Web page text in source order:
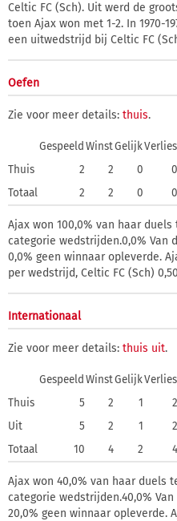
Celtic FC (Sch). Uit werd de
toen Ajax won met 1-2. In 1970-
een uitwedstrijd bij Celtic FC
Oefen
Zie voor meer details: thuis.
Gespeeld WinstGelijkVerlies
Thuis
2 2 0 0
Totaal
2 2 0 0
Ajax won 100,0% van haar duels
categorie wedstrijden.0,0%
0,0% geen winnaar opleverde.
per wedstrijd, Celtic FC (Sch)
Internationaal
Zie voor meer details: thuis uit.
Gespeeld WinstGelijkVerlies
Thuis
5 2 1 2
Uit
5 2 1 2
Totaal
10 4 2 4
Ajax won 40,0% van haar duels
categorie wedstrijden.40,0%
20,0% geen winnaar opleverde.